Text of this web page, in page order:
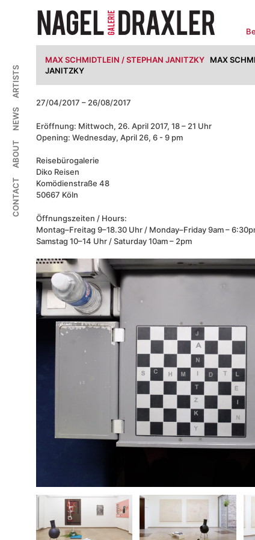
CONTACT
ABOUT
NEWS
ARTISTS
MAX SCHMIDTLEIN / STEPHAN JANITZKY
MAX
JANITZKY
27/04/2017 – 26/08/2017
Eröffnung: Mittwoch, 26. April 2017, 18 – 21 Uhr
Opening: Wednesday, April 26, 6 - 9 pm
Reisebürogalerie
Diko Reisen
Komödienstraße 48
50667 Köln
Öffnungszeiten / Hours:
Montag–Freitag 9–18.30 Uhr / Monday–Friday 9am –
Samstag 10–14 Uhr / Saturday 10am – 2pm